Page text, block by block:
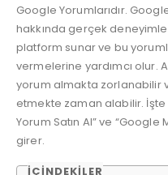
Google Yorumlarıdır.
hakkında gerçek
platform sunar ve bu
vermelerine yardımcı olur.
yorum almakta zorlanabilir
etmekte zaman alabilir.
Yorum Satın Al” ve “Google
girer.
İÇINDEKILER